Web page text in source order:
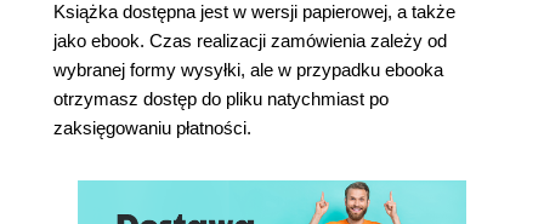
3.2.5. Czego należy szukać na stronach man
(152)
3.2.6. Kilka szczególnie przydatnych stron
man (153)
3.2.7. Narzędzie info projektu GNU (155)
3.2.9. Przeszukiwanie stron info (159)
3.2.10. Zalecane strony info (160)
Książka dostępna jest w wersji papierowej, a także
jako ebook. Czas realizacji zamówienia zależy od
wybranej formy wysyłki, ale w przypadku ebooka
otrzymasz dostęp do pliku natychmiast po
zaksięgowaniu płatności.